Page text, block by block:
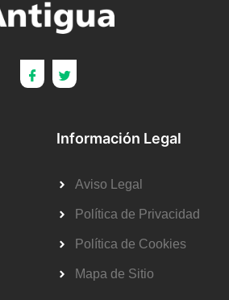
Información Legal
Aviso Legal
Política de Privacidad
Política de Cookies
Mapa de Sitio